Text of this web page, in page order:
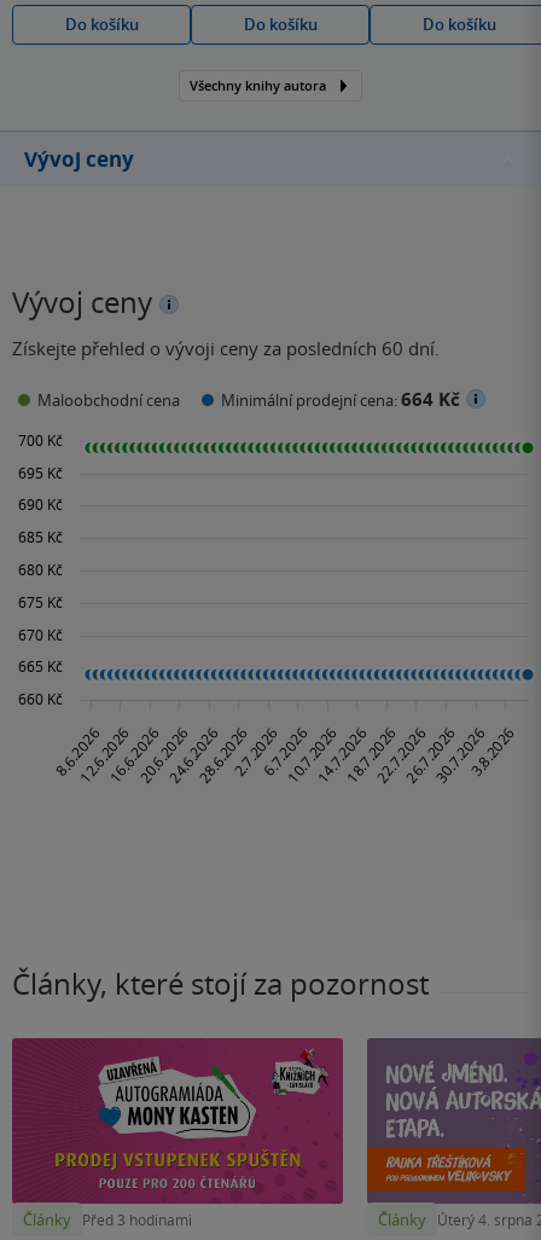
Do košíku
Do košíku
Do košíku
Všechny knihy autora
Vývoj ceny
Vývoj ceny
Získejte přehled o vývoji ceny za posledních 60 dní.
Maloobchodní cena Minimální prodejní cena:664 Kč
Články, které stojí za pozornost
Články Před 3 hodinami Články Úterý 4. srpna